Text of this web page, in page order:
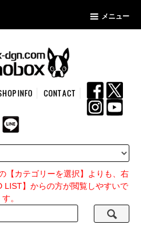
メニュー
CONTACT
【カテゴリーを選択】よりも、右
LIST】からの方が閲覧しやすいで
す。